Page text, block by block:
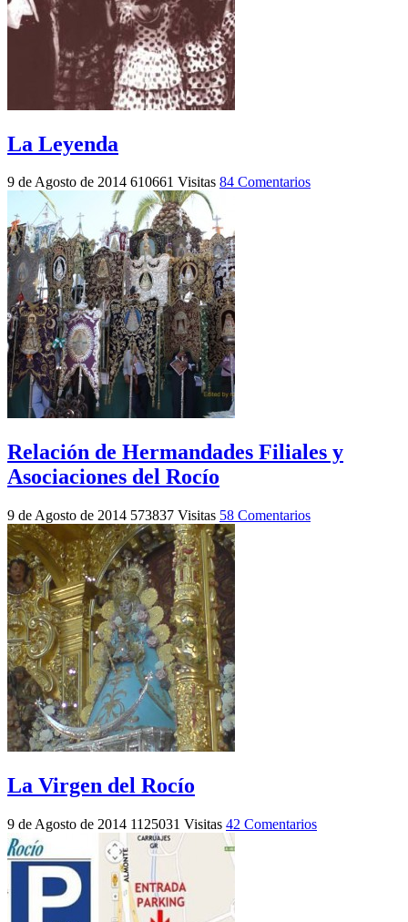
La Leyenda
9 de Agosto de 2014 610661 Visitas 84 Comentarios
Relación de Hermandades Filiales y
Asociaciones del Rocío
9 de Agosto de 2014 573837 Visitas 58 Comentarios
La Virgen del Rocío
9 de Agosto de 2014 1125031 Visitas 42 Comentarios